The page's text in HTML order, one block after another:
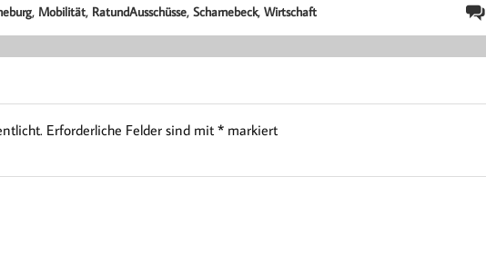
, Mobilität, RatundAusschüsse, Scharnebeck, Wirtschaft
Erforderliche Felder sind mit *markiert